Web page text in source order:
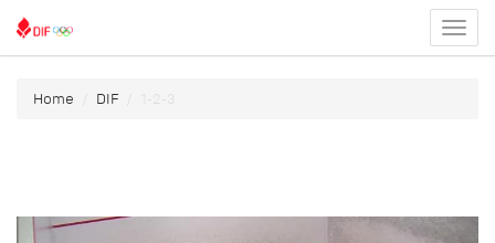
menu
Home DIF 1-2-3